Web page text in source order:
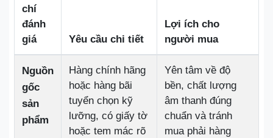
chí
đánh
giá
Yêu cầu chi tiết
Lợi ích cho
người mua
Nguồn
gốc
sản
phẩm
Hàng chính hãng
hoặc hàng bãi
tuyển chọn kỹ
lưỡng, có giấy tờ
hoặc tem mác rõ
Yên tâm về độ
bền, chất lượng
âm thanh đúng
chuẩn và tránh
mua phải hàng